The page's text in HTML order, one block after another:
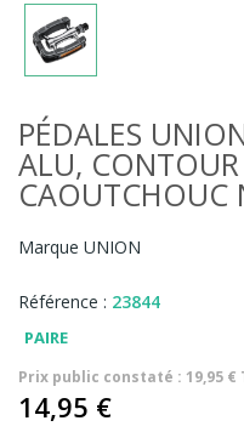
PÉDALES
ALU,
CAOUTCHOUC
Marque UNION
Référence : 23844
PAIRE
Prix public constaté : 19,95 €
14,95 €